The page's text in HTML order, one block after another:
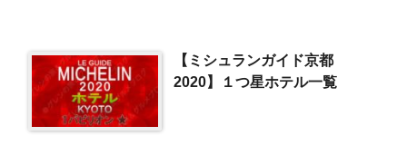
【ミシュランガイド京都
2020】１つ星ホテル一覧